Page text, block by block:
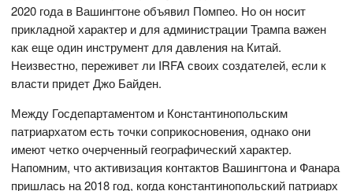
2020 года в Вашингтоне объявил Помпео. Но он носит
прикладной характер и для администрации Трампа важен
как еще один инструмент для давления на Китай.
Неизвестно, переживет ли IRFA своих создателей, если к
власти придет Джо Байден.
Между Госдепартаментом и Константинопольским
патриархатом есть точки соприкосновения, однако они
имеют четко очерченный географический характер.
Напомним, что активизация контактов Вашингтона и Фанара
пришлась на 2018 год, когда константинопольский патриарх